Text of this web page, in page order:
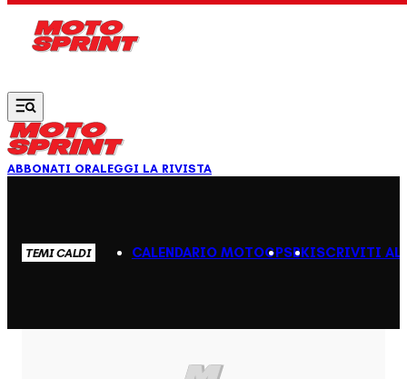
ABBONATI ORALEGGI LA RIVISTA
TEMI CALDI CALENDARIO MOTOGPSBKISCRIVITI AL